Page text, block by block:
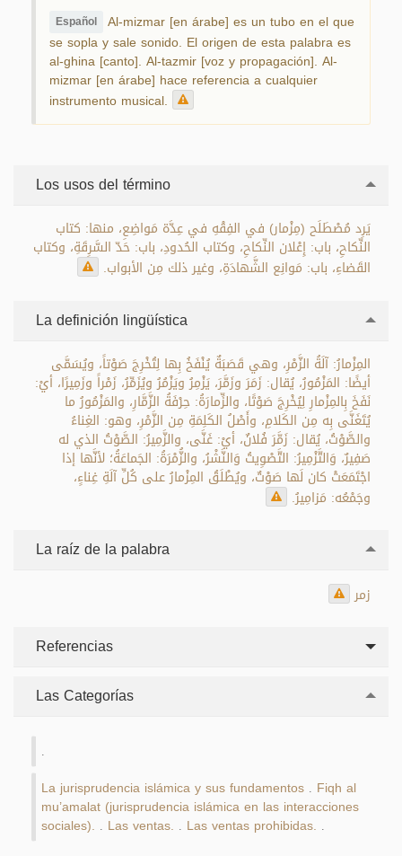
Español Al-mizmar [en árabe] es un tubo en el que
se sopla y sale sonido. El origen de esta palabra es
al-ghina [canto]. Al-tazmir [voz y propagación]. Al-
mizmar [en árabe] hace referencia a cualquier
instrumento musical.
Los usos del término
يَرِد مُصْطَلَح (مِزْمار) في الفِقْهِ في عِدَّة مَواضِعِ، منها: كتاب
النِّكاحِ، باب: إِعْلان النِّكاحِ، وكتاب الحُدودِ، باب: حَدّ السَّرِقَةِ، وكتاب
القَضاءِ، باب: مَوانِع الشَّهادَةِ، وغير ذلك مِن الأبواب.
La definición lingüística
المِزْمارُ: آلَةُ الزَّمْرِ، وهي قَصَبَةٌ يُنْفَخُ بِها لِتُخْرِجَ صَوْتاً، ويُسَمَّى
أيضًا: المَزْمُورُ، يُقال: زَمَرَ وزَمَّرَ، يَزْمِرُ ويَزْمُرُ ويُزَمِّرُ، زَمْراً وزَمِيرًا، أيْ:
نَفَخَ بِالمِزْمارِ لِيُخْرِجَ صَوْتًا، والزِّمارَةُ: حِرْفَةُ الزَّمَّارِ، والمَزْمُورُ ما
يُتَغَنَّى بِه مِن الكَلامِ، وأَصْلُ الكَلِمَةِ مِن الزَّمْرِ، وهو: الغِناءُ
والصَّوْتُ، يُقال: زَمَّرَ فُلانٌ، أيْ: غَنَّى، والزَّمِيرُ: الصَّوْتُ الذي له
صَفِيرٌ، وَالتَّزْمِيرُ: التَّصْوِيتُ وَالنَّشْرُ، والزُّمْرَةُ: الجَماعَةُ؛ لأنَّها إذا
اجْتَمَعَتْ كان لَها صَوْتٌ، ويُطْلَقُ المِزْمارُ على كُلِّ آلَةِ غِناءٍ،
وجَمْعُه: مَزامِيرُ.
La raíz de la palabra
زمر
Referencias
Las Categorías
La jurisprudencia islámica y sus fundamentos Fiqh al
mu’amalat (jurisprudencia islámica en las interacciones
sociales). Las ventas. Las ventas prohibidas.